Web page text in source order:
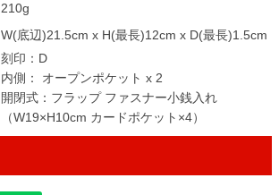
210g
W(底辺)21.5cm x H(最長)12cm x D(最長)1.5cm
刻印：D
内側： オープンポケット x 2
開閉式：フラップ ファスナー小銭入れ
（W19×H10cm カードポケット×4）